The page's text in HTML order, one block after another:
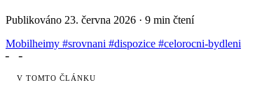
Publikováno 23. června 2026 · 9 min čtení
Mobilheimy #srovnani #dispozice #celorocni-bydleni
╴
╶
V TOMTO ČLÁNKU